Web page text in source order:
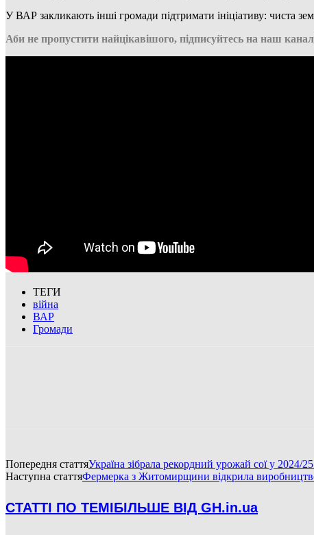
У ВАР закликають інші громади підтримати ініціативу: чиста
Аби не пропустити найцікавішого, підписуйтесь на наш
ТЕГИ
війна
ВАР
Громади
Попередня статтяУкраїна зібрала рекордний урожай сої у
Наступна статтяФермерка з Житомирщини відкрила
СТАТТІ ПО ТЕМІБІЛЬШЕ ВІД GH.in.ua